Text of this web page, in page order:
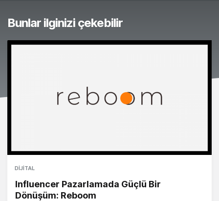
Bunlar ilginizi çekebilir
DIJITAL
Influencer Pazarlamada Güçlü Bir
Dönüşüm: Reboom